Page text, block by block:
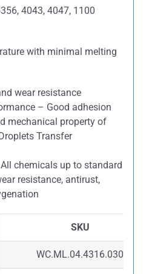
4043, 4047, 1100
with minimal melting
wear resistance
– Good adhesion
mechanical property of
Transfer
chemicals up to standard
resistance, antirust,
SKU
WC.ML.04.4316.030